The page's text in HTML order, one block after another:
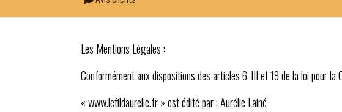
Les Mentions Légales :
Conformément aux dispositions des articles 6-III et 19 de la loi pour la
« www.lefildaurelie.fr » est édité par : Aurélie Lainé